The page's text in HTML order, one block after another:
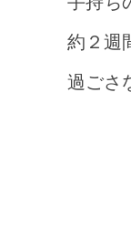
約２週
過ごさ